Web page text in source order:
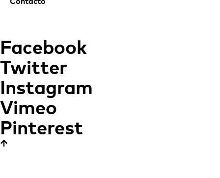
Contacto
Facebook
Twitter
Instagram
Vimeo
Pinterest